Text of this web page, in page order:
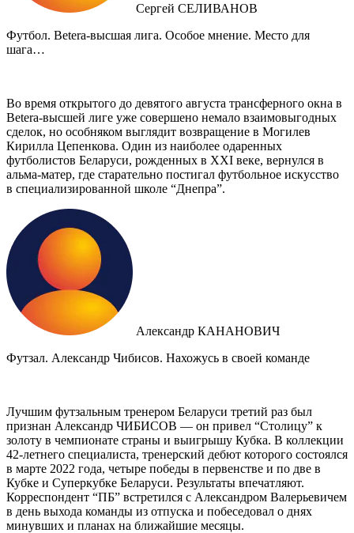
Сергей СЕЛИВАНОВ
Футбол. Betera-высшая лига. Особое мнение. Место для
шага…
Во время открытого до девятого августа трансферного окна в
Betera-высшей лиге уже совершено немало взаимовыгодных
сделок, но особняком выглядит возвращение в Могилев
Кирилла Цепенкова. Один из наиболее одаренных
футболистов Беларуси, рожденных в XXI веке, вернулся в
альма-матер, где старательно постигал футбольное искусство
в специализированной школе “Днепра”.
Александр КАНАНОВИЧ
Футзал. Александр Чибисов. Нахожусь в своей команде
Лучшим футзальным тренером Беларуси третий раз был
признан Александр ЧИБИСОВ — он привел “Столицу” к
золоту в чемпионате страны и выигрышу Кубка. В коллекции
42-летнего специалиста, тренерский дебют которого состоялся
в марте 2022 года, четыре победы в первенстве и по две в
Кубке и Суперкубке Беларуси. Результаты впечатляют.
Корреспондент “ПБ” встретился с Александром Валерьевичем
в день выхода команды из отпуска и побеседовал о днях
минувших и планах на ближайшие месяцы.